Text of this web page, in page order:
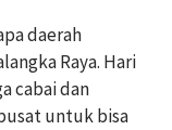
daerah
Raya. Hari
cabai dan
untuk bisa